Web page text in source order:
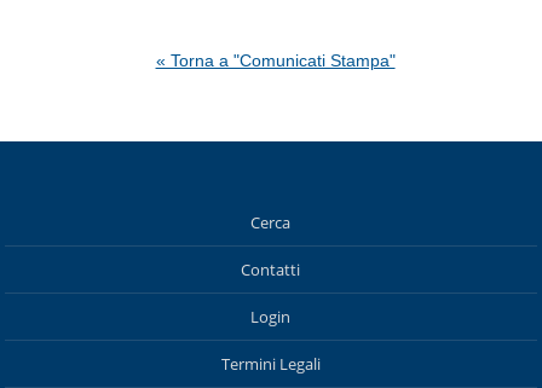
« Torna a "Comunicati Stampa"
Cerca
Contatti
Login
Termini Legali